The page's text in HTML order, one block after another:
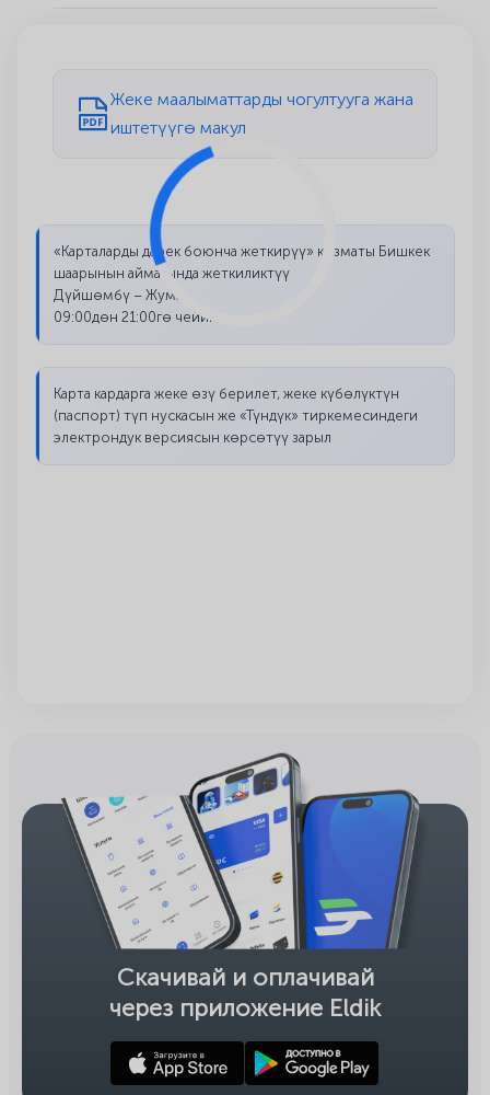
Жеке маалыматтарды чогултууга жана
иштетүүгө макул
«Карталарды дарек боюнча жеткирүү» кызматы Бишкек
шаарынын аймагында жеткиликтүү
Дүйшөмбү – Жума
09:00дөн 21:00гө чейин
Карта кардарга жеке өзү берилет, жеке күбөлүктүн
(паспорт) түп нускасын же «Түндүк» тиркемесиндеги
электрондук версиясын көрсөтүү зарыл
Скачивай и оплачивай
через приложение Eldik